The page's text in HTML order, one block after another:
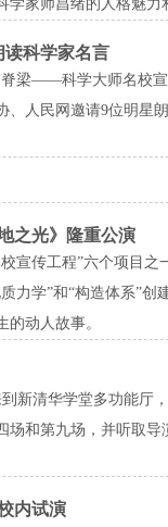
学家师昌绪的人格魅力
科学家名言
梁——科学大师名校
、人民网邀请9位明星
之光》隆重公演
宣传工程”六个项目
力学”和“构造体系”
动人故事。
新清华学堂多功能厅
场和第九场，并听取
内试演